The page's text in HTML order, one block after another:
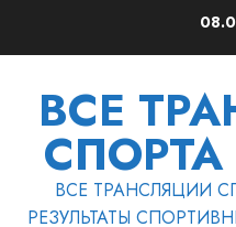
ВСЕ
ВСЕ ТРАНСЛЯЦИИ
РЕЗУЛЬТАТЫ